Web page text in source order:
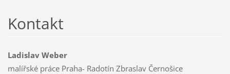
Kontakt
Ladislav Weber
malířské práce Praha- Radotín Zbraslav Černošice